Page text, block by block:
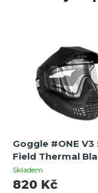
Goggle #ONE V3
Field Thermal
termální
maska s 260°
Skladem
820 Kč